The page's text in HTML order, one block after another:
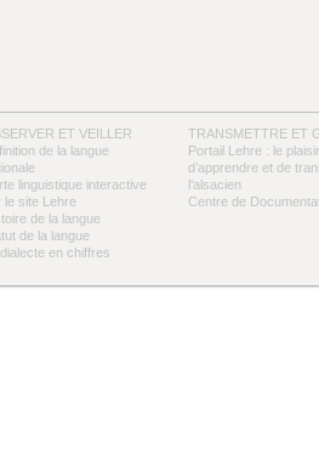
ET VEILLER
de la langue
linguistique interactive
le site Lehre
de la langue
de la langue
en chiffres
TRANSMETTRE ET
Portail Lehre : le plaisir
d’apprendre et de
l’alsacien
Centre de